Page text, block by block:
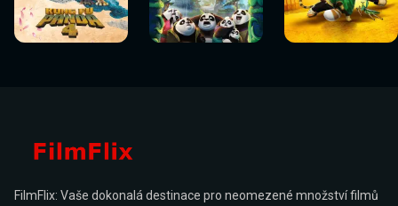
Sledovat
nyní
Sledovat
nyní
Sledovat
nyní
Sledovat
nyní
Sledovat
nyní
Sledovat
nyní
FilmFlix: Vaše dokonalá destinace pro neomezené množství filmů